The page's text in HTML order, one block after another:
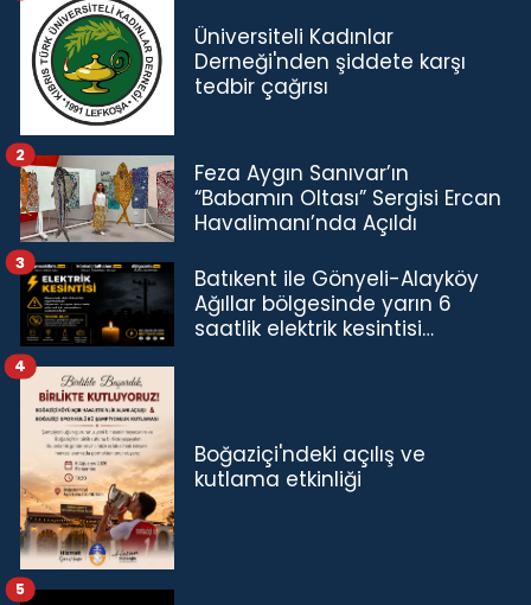
Üniversiteli Kadınlar
Derneği'nden şiddete karşı
tedbir çağrısı
Feza Aygın Sanıvar’ın
“Babamın Oltası” Sergisi Ercan
Havalimanı’nda Açıldı
2
Batıkent ile Gönyeli-Alayköy
Ağıllar bölgesinde yarın 6
saatlik elektrik kesintisi…
3
Boğaziçi'ndeki açılış ve
kutlama etkinliği
4
5